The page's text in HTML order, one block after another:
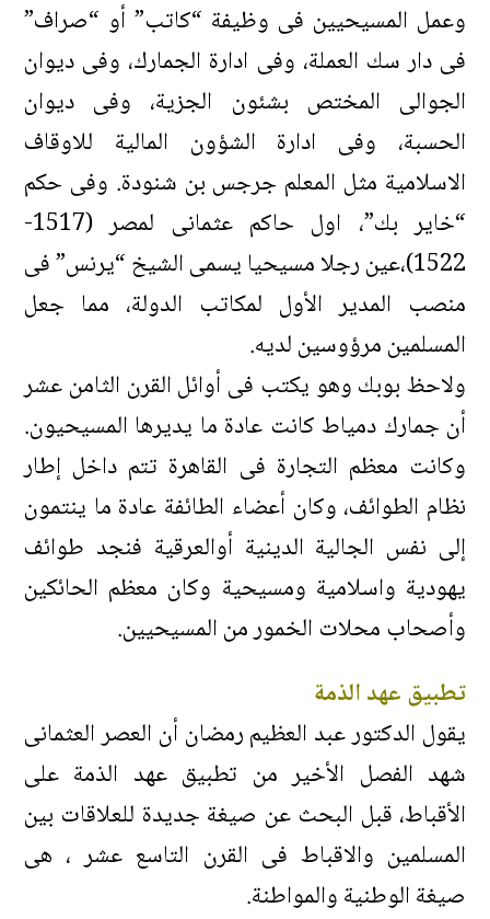
وعمل المسيحيين فى وظيفة “كاتب” أو “صراف”
فى دار سك العملة، وفى ادارة الجمارك، وفى ديوان
الجوالى المختص بشئون الجزية، وفى ديوان
الحسبة، وفى ادارة الشؤون المالية للاوقاف
الاسلامية مثل المعلم جرجس بن شنودة. وفى حكم
“خاير بك”، اول حاكم عثمانى لمصر (1517-
1522)،عين رجلا مسيحيا يسمى الشيخ “يرنس” فى
منصب المدير الأول لمكاتب الدولة، مما جعل
المسلمين مرؤوسين لديه.
ولاحظ بوبك وهو يكتب فى أوائل القرن الثامن عشر
أن جمارك دمياط كانت عادة ما يديرها المسيحيون.
وكانت معظم التجارة فى القاهرة تتم داخل إطار
نظام الطوائف، وكان أعضاء الطائفة عادة ما ينتمون
إلى نفس الجالية الدينية أوالعرقية فنجد طوائف
يهودية واسلامية ومسيحية وكان معظم الحائكين
وأصحاب محلات الخمور من المسيحيين.
تطبيق عهد الذمة
يقول الدكتور عبد العظيم رمضان أن العصر العثمانى
شهد الفصل الأخير من تطبيق عهد الذمة على
الأقباط، قبل البحث عن صيغة جديدة للعلاقات بين
المسلمين والاقباط فى القرن التاسع عشر ، هى
صيغة الوطنية والمواطنة.